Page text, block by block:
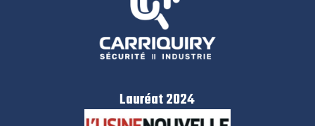
Lauréat 2024